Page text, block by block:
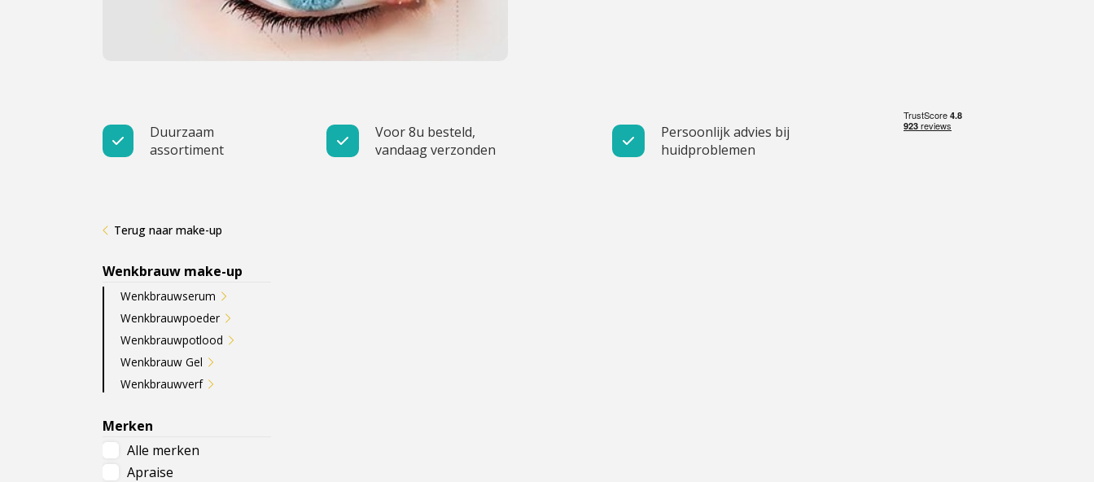
Schrijf je nu in voor Beauty News
Duurzaam
assortiment
Voor 8u besteld,
vandaag verzonden
Persoonlijk advies bij
huidproblemen
Terug naar make-up
Wenkbrauw make-up
Wenkbrauwserum
Wenkbrauwpoeder
Wenkbrauwpotlood
Wenkbrauw Gel
Wenkbrauwverf
Merken
Alle merken
Apraise